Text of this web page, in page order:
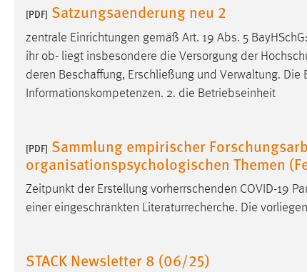
[PDF] Satzungsaenderung neu 2
zentrale Einrichtungen gemäß Art. 19 Abs. 5
ihr ob- liegt insbesondere die Versorgung der
deren Beschaffung, Erschließung und Verwaltung. Die
Informationskompetenzen. 2. die Betriebseinheit
[PDF] Sammlung empirischer
organisationspsychologischen Themen
Zeitpunkt der Erstellung vorherrschenden COVID-19
einer eingeschränkten Literaturrecherche. Die
STACK Newsletter 8 (06/25)
Vimeo